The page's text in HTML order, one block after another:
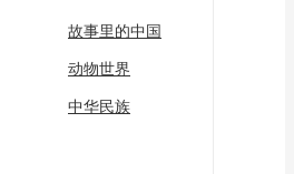
故事里的中国
动物世界
中华民族